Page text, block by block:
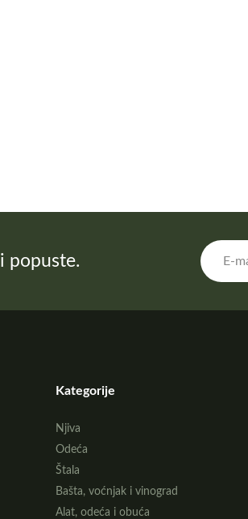
popuste.
Kategorije
Njiva
Odeća
Štala
Bašta, voćnjak i vinograd
Alat, odeća i obuća